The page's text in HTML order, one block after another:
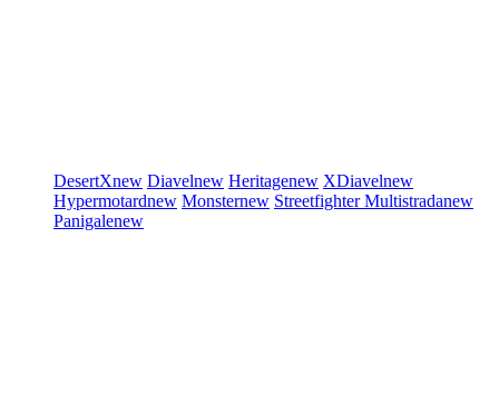
DesertXnew Diavelnew Heritagenew XDiavelnew
Hypermotardnew Monsternew StreetfighterMultistradanew
Panigalenew